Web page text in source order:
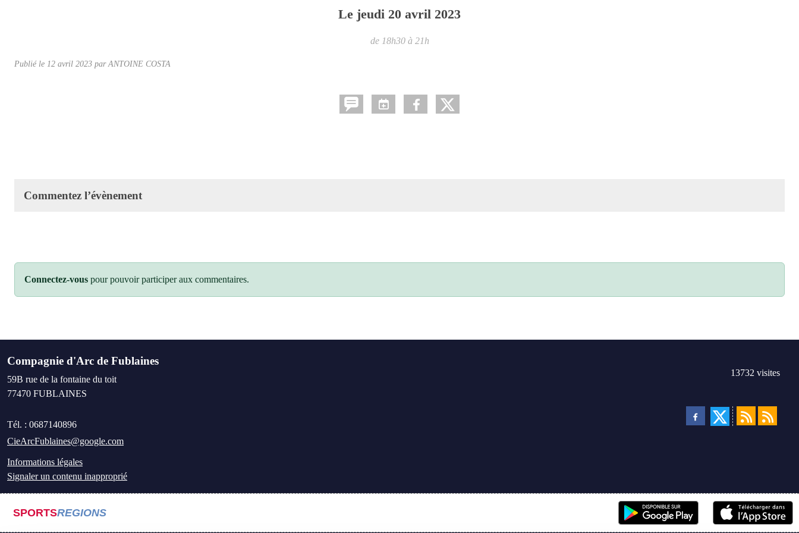
Le jeudi 20 avril 2023
de 18h30 à 21h
Publié le 12 avril 2023 par ANTOINE COSTA
Commentez l’évènement
Connectez-vous pour pouvoir participer aux commentaires.
Compagnie d'Arc de Fublaines
59B rue de la fontaine du toit
77470 FUBLAINES
Tél. : 0687140896
CieArcFublaines@google.com
Informations légales
Signaler un contenu inapproprié
13732 visites
SPORTSREGIONS